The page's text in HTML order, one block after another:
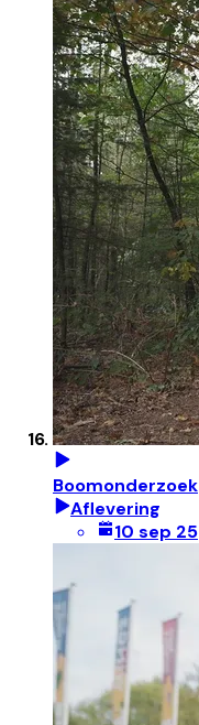
Boomonderzoek
Aflevering
10 sep 25